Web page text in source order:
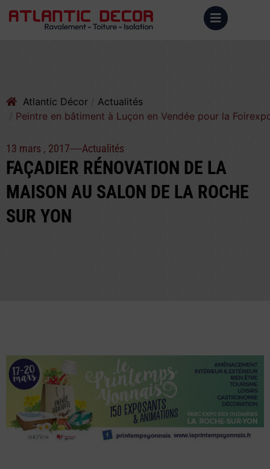
Atlantic Décor
Actualités
Peintre en bâtiment à Luçon en Vendée pour la
13 mars , 2017 Actualités
FAÇADIER RÉNOVATION DE LA
MAISON AU SALON DE LA ROCHE
SUR YON